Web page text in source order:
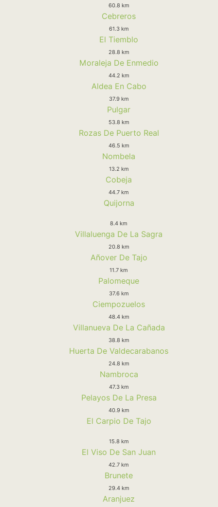
60.8 km
Cebreros
61.3 km
El Tiemblo
28.8 km
Moraleja De Enmedio
44.2 km
Aldea En Cabo
37.9 km
Pulgar
53.8 km
Rozas De Puerto Real
46.5 km
Nombela
13.2 km
Cobeja
44.7 km
Quijorna
8.4 km
Villaluenga De La Sagra
20.8 km
Añover De Tajo
11.7 km
Palomeque
37.6 km
Ciempozuelos
48.4 km
Villanueva De La Cañada
38.8 km
Huerta De Valdecarabanos
24.8 km
Nambroca
47.3 km
Pelayos De La Presa
40.9 km
El Carpio De Tajo
15.8 km
El Viso De San Juan
42.7 km
Brunete
29.4 km
Aranjuez